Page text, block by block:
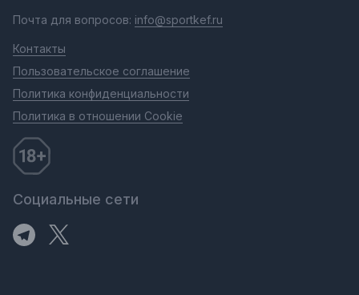
Почта для вопросов: info@sportkef.ru
Контакты
Пользовательское соглашение
Политика конфиденциальности
Политика в отношении Cookie
Социальные сети